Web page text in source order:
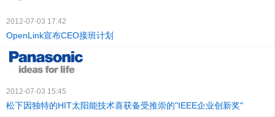
2012-07-03 17:42
OpenLink宣布CEO接班计划
2012-07-03 15:45
松下因独特的HIT太阳能技术喜获备受推崇的"IEEE企业创新奖"